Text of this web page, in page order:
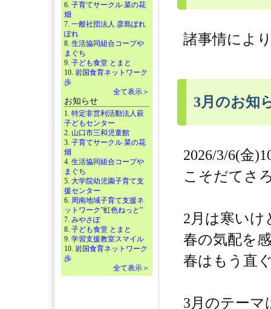
6. 子育てサークル 菜の花
畑
7. 一般社団法人 彦島ぽれ
ぽれ
8. 生活協同組合コープや
まぐち
9. 子ども食堂 とまと
10. 岩国食育ネットワーク
歩
全て表示＞
お知らせ
1. 特定非営利活動法人萩
子どもセンター
2. 山口市三和児童館
3. 子育てサークル 菜の花
畑
4. 生活協同組合コープや
まぐち
5. 大学院幼児園子育て支
援センター
6. 周南地域子育て支援ネ
ットワーク”虹色ねっと”
7. みやさぽ
8. 子ども食堂 とまと
9. 学習支援教室スマイル
10. 岩国食育ネットワーク
歩
全て表示＞
諸事情によ
3月のお知
2026/3/6(金
こそだてさ
2月は寒いけ
春の気配を
春はもう直
3月のテーマ